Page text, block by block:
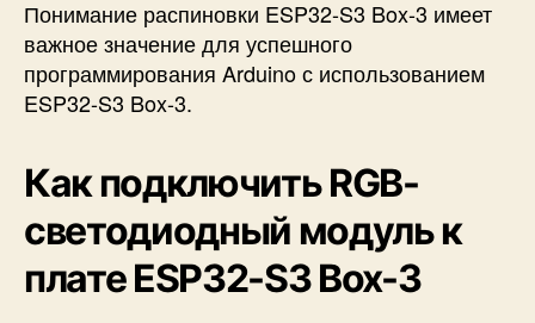
Понимание распиновки ESP32-S3 Box-3 имеет
важное значение для успешного
программирования Arduino с использованием
ESP32-S3 Box-3.
Как подключитьRGB-
светодиодный модульк
плате ESP32-S3 Box-3